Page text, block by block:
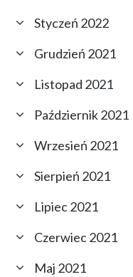
Styczeń 2022
Grudzień 2021
Listopad 2021
Październik 2021
Wrzesień 2021
Sierpień 2021
Lipiec 2021
Czerwiec 2021
Maj 2021